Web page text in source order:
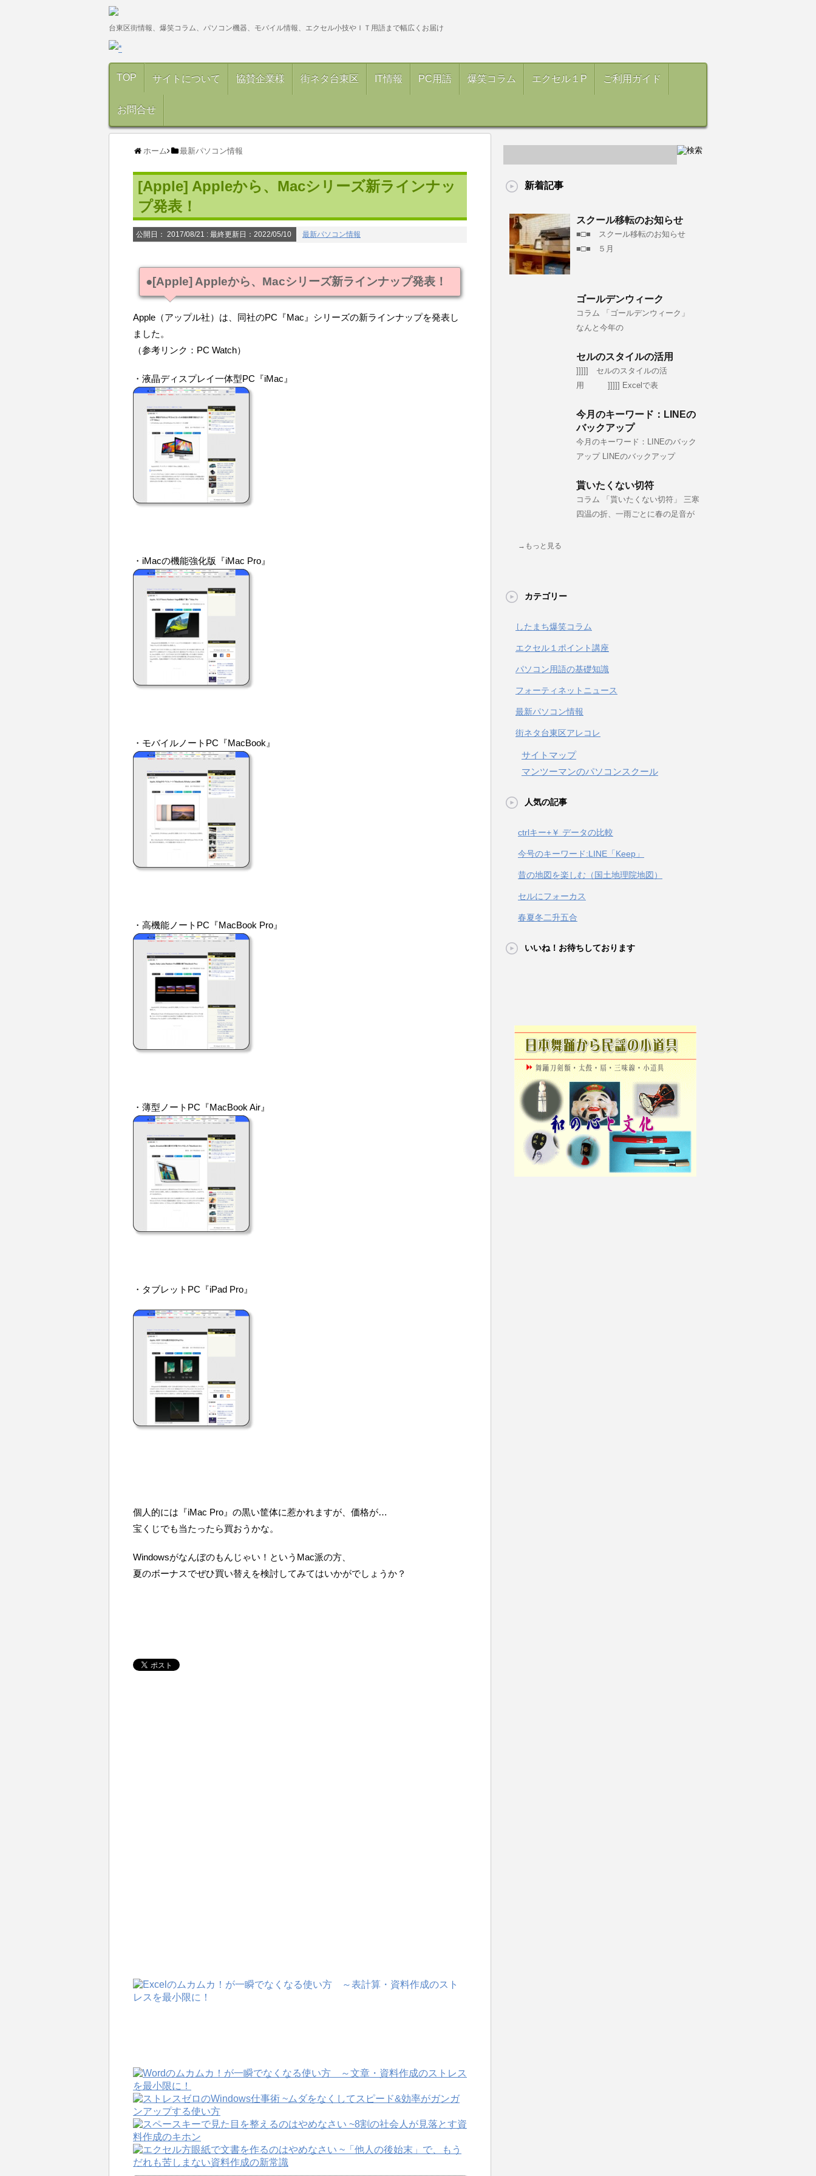
台東区街情報、爆笑コラム、パソコン機器、モバイル情報、エクセル小技やＩＴ用語まで幅広くお届け
TOP サイトについて 協賛企業様 街ネタ台東区 IT情報 PC用語 爆笑コラム エクセル１P ご利用ガイド
お問合せ
ホーム 最新パソコン情報
[Apple] Appleから、Macシリーズ新ラインナッ
プ発表！
公開日： 2017/08/21 : 最終更新日：2022/05/10 最新パソコン情報
●[Apple] Appleから、Macシリーズ新ラインナップ発表！
Apple（アップル社）は、同社のPC『Mac』シリーズの新ラインナップを発表し
ました。
（参考リンク：PC Watch）
・液晶ディスプレイ一体型PC『iMac』
・iMacの機能強化版『iMac Pro』
・モバイルノートPC『MacBook』
・高機能ノートPC『MacBook Pro』
・薄型ノートPC『MacBook Air』
・タブレットPC『iPad Pro』
個人的には『iMac Pro』の黒い筐体に惹かれますが、価格が…
宝くじでも当たったら買おうかな。
Windowsがなんぼのもんじゃい！というMac派の方、
夏のボーナスでぜひ買い替えを検討してみてはいかがでしょうか？
新着記事
スクール移転のお知らせ
■□■ スクール移転のお知らせ
■□■ ５月
ゴールデンウィーク
コラム 「ゴールデンウィーク」
なんと今年の
セルのスタイルの活用
]]]]] セルのスタイルの活
用 ]]]]] Excelで表
今月のキーワード：LINEの
バックアップ
今月のキーワード：LINEのバック
アップ LINEのバックアップ
貰いたくない切符
コラム 「貰いたくない切符」 三寒
四温の折、一雨ごとに春の足音が
→もっと見る
カテゴリー
したまち爆笑コラム
エクセル１ポイント講座
パソコン用語の基礎知識
フォーティネットニュース
最新パソコン情報
街ネタ台東区アレコレ
サイトマップ
マンツーマンのパソコンスクール
人気の記事
ctrlキー+￥ データの比較
今号のキーワード:LINE「Keep」
昔の地図を楽しむ（国土地理院地図）
セルにフォーカス
春夏冬二升五合
いいね！お待ちしております